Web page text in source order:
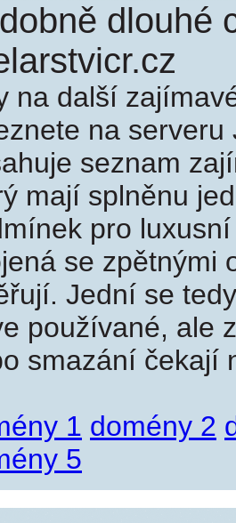
dlouhé
na další
na serveru
seznam
mají splněnu
pro
se zpětnými
Jední se
používané, ale
smazání čekají
1 domény 2
5